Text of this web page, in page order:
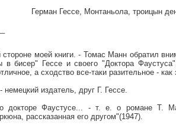
Герман Гессе, Монтаньола, троицын
моей книги. - Томас Манн обратил
в бисер" Гессе и своего "Доктора
а сходство все-таки разительное -
издатель, друг Г. Гессе.
докторе Фаустусе... - т. е. о романе Т.
рассказанная его другом"(1947).